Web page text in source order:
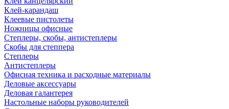
Клей-карандаш
Клеевые пистолеты
Ножницы офисные
Степлеры, скобы, антистеплеры
Скобы для степпера
Степлеры
Антистеплеры
Офисная техника и расходные материалы
Деловые аксессуары
Деловая галантерея
Настольные наборы руководителей